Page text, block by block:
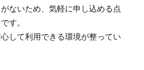
ないため、気軽に申し込める点
す。
して利用できる環境が整ってい